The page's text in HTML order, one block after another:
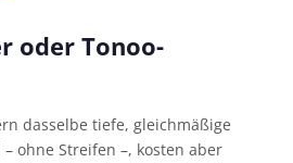
oder Tonoo-
dasselbe tiefe, gleichmäßige
ohne Streifen –, kosten aber